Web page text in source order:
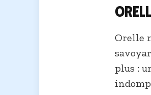
Orelle
plus :